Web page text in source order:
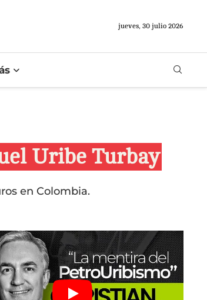
jueves, 30 julio 2026
Uribe Turbay
en Colombia.